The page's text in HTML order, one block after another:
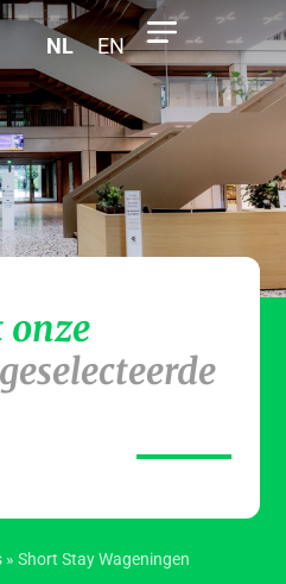
NL EN
onze
»Short Stay Wageningen